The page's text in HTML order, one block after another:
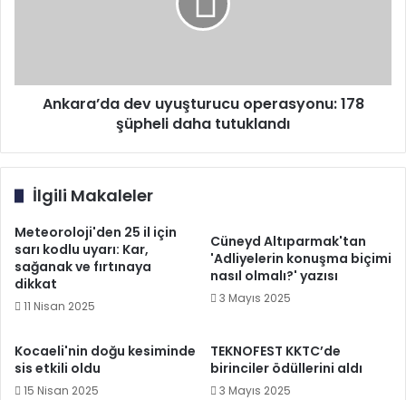
Ankara’da dev uyuşturucu operasyonu: 178
şüpheli daha tutuklandı
İlgili Makaleler
Meteoroloji'den 25 il için
sarı kodlu uyarı: Kar,
sağanak ve fırtınaya
dikkat
11 Nisan 2025
Cüneyd Altıparmak'tan
'Adliyelerin konuşma biçimi
nasıl olmalı?' yazısı
3 Mayıs 2025
Kocaeli'nin doğu kesiminde
sis etkili oldu
15 Nisan 2025
TEKNOFEST KKTC’de
birinciler ödüllerini aldı
3 Mayıs 2025